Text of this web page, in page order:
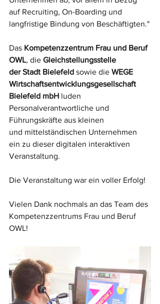
auf Recruiting, On-Boarding und
langfristige Bindung von Beschäftigten."
Das Kompetenzzentrum Frau und Beruf
OWL, die Gleichstellungsstelle
der Stadt Bielefeld sowie die WEGE
Wirtschaftsentwicklungsgesellschaft
Bielefeld mbH luden
Personalverantwortliche und
Führungskräfte aus kleinen
und mittelständischen Unternehmen
ein zu dieser digitalen interaktiven
Veranstaltung.
Die Veranstaltung war ein voller Erfolg!
Vielen Dank nochmals an das Team des
Kompetenzzentrums Frau und Beruf
OWL!